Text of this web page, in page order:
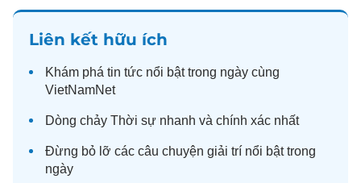
Liên kết hữu ích
Khám phá tin tức nổi bật trong ngày cùng
VietNamNet
Dòng chảy Thời sự nhanh và chính xác nhất
Đừng bỏ lỡ các câu chuyện giải trí nổi bật trong
ngày